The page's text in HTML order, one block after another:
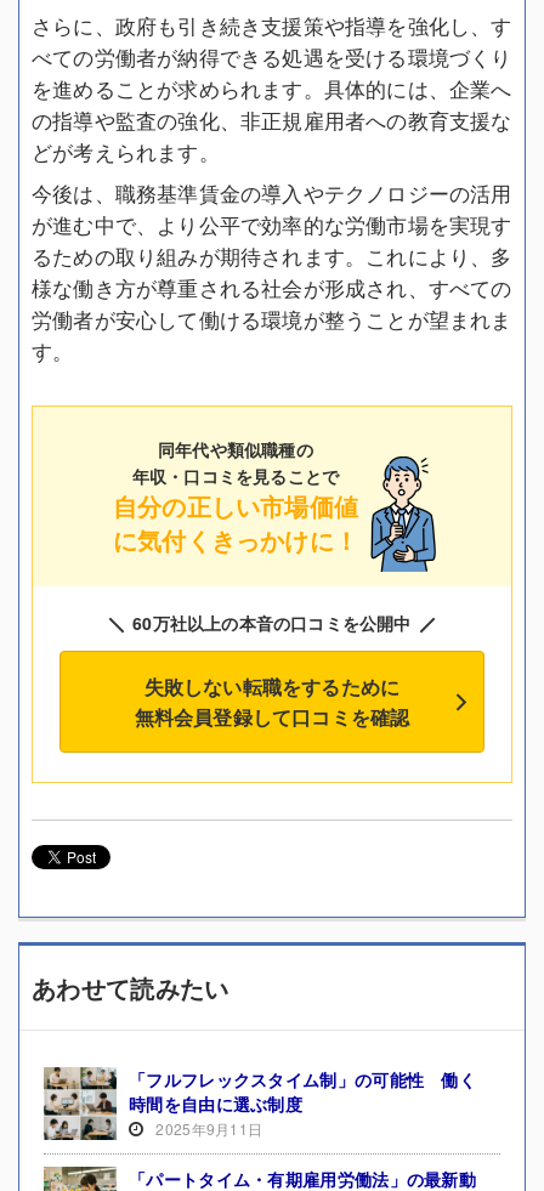
さらに、政府も引き続き支援策や指導を強化し、す
べての労働者が納得できる処遇を受ける環境づくり
を進めることが求められます。具体的には、企業へ
の指導や監査の強化、非正規雇用者への教育支援な
どが考えられます。
今後は、職務基準賃金の導入やテクノロジーの活用
が進む中で、より公平で効率的な労働市場を実現す
るための取り組みが期待されます。これにより、多
様な働き方が尊重される社会が形成され、すべての
労働者が安心して働ける環境が整うことが望まれま
す。
同年代や類似職種の
年収・口コミを見ることで
自分の正しい市場価値
に気付くきっかけに！
60万社以上の本音の口コミを公開中
失敗しない転職をするために
無料会員登録して口コミを確認
あわせて読みたい
「フルフレックスタイム制」の可能性 働く
時間を自由に選ぶ制度
2025年9月11日
「パートタイム・有期雇用労働法」の最新動